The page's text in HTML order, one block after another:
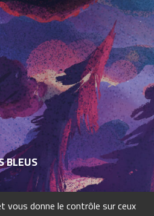
BLEUS
vous donne le contrôle sur ceux